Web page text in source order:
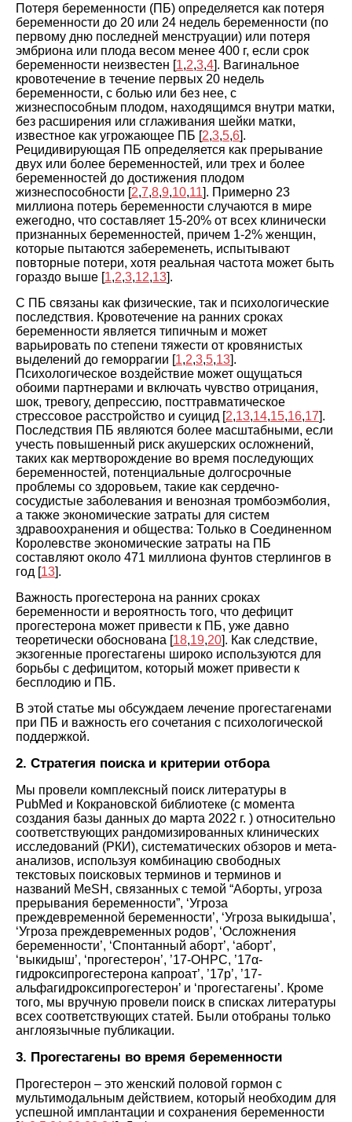
Потеря беременности (ПБ) определяется как потеря
беременности до 20 или 24 недель беременности (по
первому дню последней менструации) или потеря
эмбриона или плода весом менее 400 г, если срок
беременности неизвестен [1,2,3,4]. Вагинальное
кровотечение в течение первых 20 недель
беременности, с болью или без нее, с
жизнеспособным плодом, находящимся внутри матки,
без расширения или сглаживания шейки матки,
известное как угрожающее ПБ [2,3,5,6].
Рецидивирующая ПБ определяется как прерывание
двух или более беременностей, или трех и более
беременностей до достижения плодом
жизнеспособности [2,7,8,9,10,11]. Примерно 23
миллиона потерь беременности случаются в мире
ежегодно, что составляет 15-20% от всех клинически
признанных беременностей, причем 1-2% женщин,
которые пытаются забеременеть, испытывают
повторные потери, хотя реальная частота может быть
гораздо выше [1,2,3,12,13].
С ПБ связаны как физические, так и психологические
последствия. Кровотечение на ранних сроках
беременности является типичным и может
варьировать по степени тяжести от кровянистых
выделений до геморрагии [1,2,3,5,13].
Психологическое воздействие может ощущаться
обоими партнерами и включать чувство отрицания,
шок, тревогу, депрессию, посттравматическое
стрессовое расстройство и суицид [2,13,14,15,16,17].
Последствия ПБ являются более масштабными, если
учесть повышенный риск акушерских осложнений,
таких как мертворождение во время последующих
беременностей, потенциальные долгосрочные
проблемы со здоровьем, такие как сердечно-
сосудистые заболевания и венозная тромбоэмболия,
а также экономические затраты для систем
здравоохранения и общества: Только в Соединенном
Королевстве экономические затраты на ПБ
составляют около 471 миллиона фунтов стерлингов в
год [13].
Важность прогестерона на ранних сроках
беременности и вероятность того, что дефицит
прогестерона может привести к ПБ, уже давно
теоретически обоснована [18,19,20]. Как следствие,
экзогенные прогестагены широко используются для
борьбы с дефицитом, который может привести к
бесплодию и ПБ.
В этой статье мы обсуждаем лечение прогестагенами
при ПБ и важность его сочетания с психологической
поддержкой.
2. Стратегия поиска и критерии отбора
Мы провели комплексный поиск литературы в
PubMed и Кокрановской библиотеке (с момента
создания базы данных до марта 2022 г. ) относительно
соответствующих рандомизированных клинических
исследований (РКИ), систематических обзоров и мета-
анализов, используя комбинацию свободных
текстовых поисковых терминов и терминов и
названий MeSH, связанных с темой “Аборты, угроза
прерывания беременности”, ‘Угроза
преждевременной беременности’, ‘Угроза выкидыша’,
‘Угроза преждевременных родов’, ‘Осложнения
беременности’, ‘Спонтанный аборт’, ‘аборт’,
‘выкидыш’, ‘прогестерон’, ’17-OHPC, ’17α-
гидроксипрогестерона капроат’, ’17p’, ’17-
альфагидроксипрогестерон’ и ‘прогестагены’. Кроме
того, мы вручную провели поиск в списках литературы
всех соответствующих статей. Были отобраны только
англоязычные публикации.
3. Прогестагены во время беременности
Прогестерон – это женский половой гормон с
мультимодальным действием, который необходим для
успешной имплантации и сохранения беременности